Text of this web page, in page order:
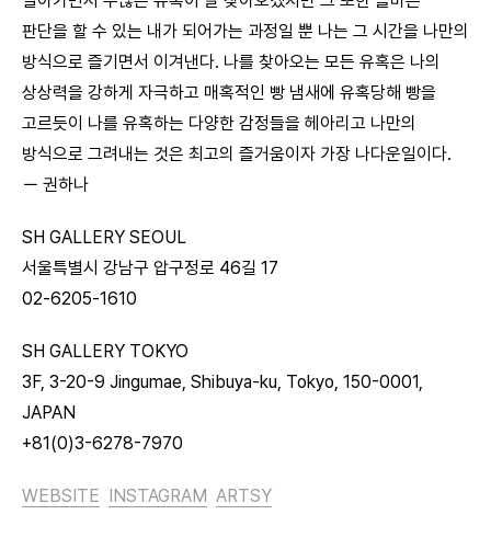
판단을 할 수 있는 내가 되어가는 과정일 뿐 나는 그 시간을 나만의
방식으로 즐기면서 이겨낸다. 나를 찾아오는 모든 유혹은 나의
상상력을 강하게 자극하고 매혹적인 빵 냄새에 유혹당해 빵을
고르듯이 나를 유혹하는 다양한 감정들을 헤아리고 나만의
방식으로 그려내는 것은 최고의 즐거움이자 가장 나다운일이다.
ー 권하나
SH GALLERY SEOUL
서울특별시 강남구 압구정로 46길 17
02-6205-1610
SH GALLERY TOKYO
3F, 3-20-9 Jingumae, Shibuya-ku, Tokyo, 150-0001,
JAPAN
+81(0)3-6278-7970
WEBSITE INSTAGRAM ARTSY